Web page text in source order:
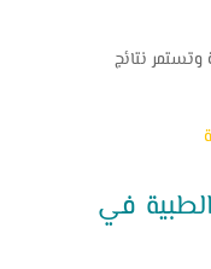
يقارب ٦٠ دقيقة وتستمر نتائج
في